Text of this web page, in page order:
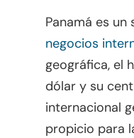
Panamá es
negocios
geográfica, el
dólar y su
internacional
propicio para